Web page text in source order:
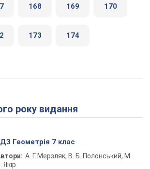
168 169 170
173 174
року видання
Геометрія 7 клас
А. Г. Мерзляк, В. Б. Полонський, М.
Якір